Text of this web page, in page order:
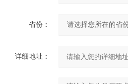
省份：
详细地址：